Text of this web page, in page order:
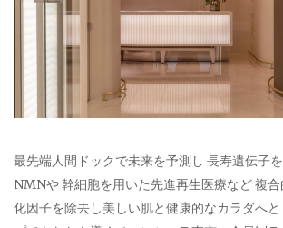
最先端人間ドックで未来を予測し 長寿遺伝子
NMNや 幹細胞を用いた先進再生医療など 複
化因子を除去し美しい肌と健康的なカラダへと